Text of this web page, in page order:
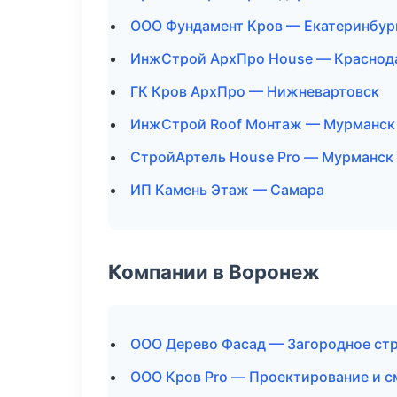
ООО Фундамент Кров —
ИнжСтрой АрхПро House —
ГК Кров АрхПро — Нижневартовск
ИнжСтрой Roof Монтаж — Мурманск
СтройАртель House Pro — Мурманск
ИП Камень Этаж — Самара
Компании в Воронеж
ООО Дерево Фасад — Загородное
ООО Кров Pro — Проектирование и